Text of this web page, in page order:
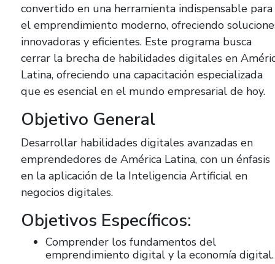
convertido en una herramienta indispensable para
el emprendimiento moderno, ofreciendo
innovadoras y eficientes. Este programa busca
cerrar la brecha de habilidades digitales en
Latina, ofreciendo una capacitación especializada
que es esencial en el mundo empresarial de hoy.
Objetivo General
Desarrollar habilidades digitales avanzadas en
emprendedores de América Latina, con un énfasis
en la aplicación de la Inteligencia Artificial en
negocios digitales.
Objetivos Específicos:
Comprender los fundamentos del
emprendimiento digital y la economía digital.